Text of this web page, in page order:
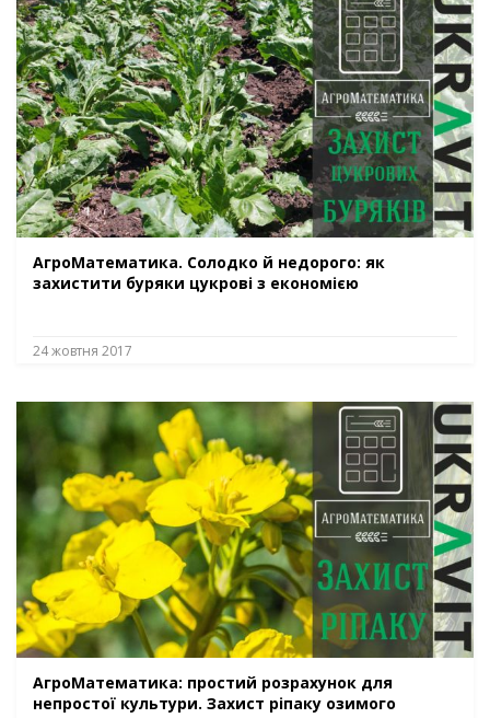
АгроМатематика. Солодко й недорого: як
захистити буряки цукрові з економією
24 жовтня 2017
АгроМатематика: простий розрахунок для
непростої культури. Захист ріпаку озимого